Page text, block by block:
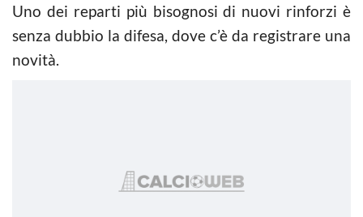
Uno dei reparti più bisognosi di nuovi rinforzi è
senza dubbio la difesa, dove c’è da registrare una
novità.